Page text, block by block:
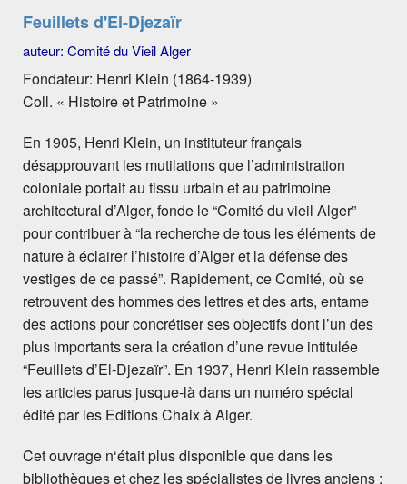
Feuillets d'El-Djezaïr
auteur: Comité du Vieil Alger
Fondateur: Henri Klein (1864-1939)
Coll. « Histoire et Patrimoine »
En 1905, Henri Klein, un instituteur français
désapprouvant les mutilations que l’administration
coloniale portait au tissu urbain et au patrimoine
architectural d’Alger, fonde le “Comité du vieil Alger”
pour contribuer à “la recherche de tous les éléments de
nature à éclairer l’histoire d’Alger et la défense des
vestiges de ce passé”. Rapidement, ce Comité, où se
retrouvent des hommes des lettres et des arts, entame
des actions pour concrétiser ses objectifs dont l’un des
plus importants sera la création d’une revue intitulée
“Feuillets d’El-Djezaïr”. En 1937, Henri Klein rassemble
les articles parus jusque-là dans un numéro spécial
édité par les Editions Chaix à Alger.
Cet ouvrage n‘était plus disponible que dans les
bibliothèques et chez les spécialistes de livres anciens ;